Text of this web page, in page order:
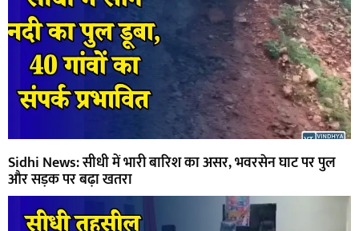
Sidhi News: सीधी में भारी बारिश का असर, भवरसेन घाट पर पुल
और सड़क पर बढ़ा खतरा